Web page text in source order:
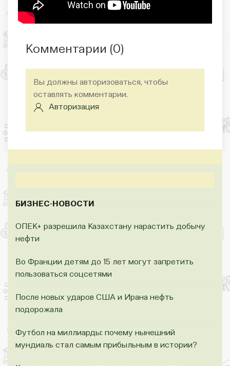
Комментарии (0)
Вы должны авторизоваться, чтобы
оставлять комментарии.
Авторизация